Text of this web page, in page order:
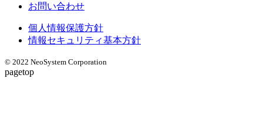
お問い合わせ
個人情報保護方針
情報セキュリティ基本方針
© 2022 NeoSystem Corporation
pagetop